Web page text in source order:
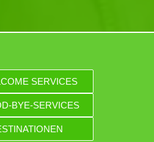
SERVICES
BYE-SERVICES